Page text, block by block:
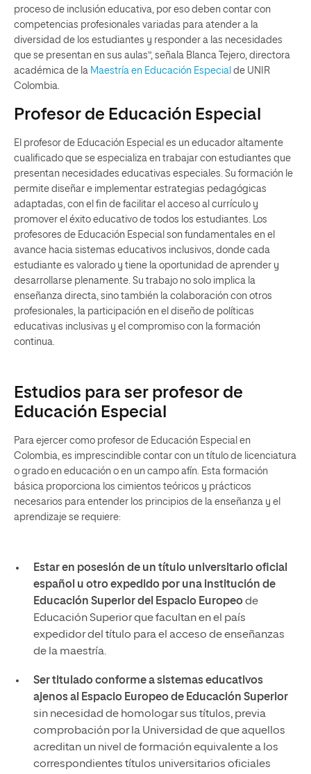
proceso de inclusión educativa, por eso deben contar con
competencias profesionales variadas para atender a la
diversidad de los estudiantes y responder a las necesidades
que se presentan en sus aulas”, señala Blanca Tejero, directora
académica de la Maestría en Educación Especial de UNIR
Colombia.
Profesor de Educación Especial
El profesor de Educación Especial es un educador altamente
cualificado que se especializa en trabajar con estudiantes que
presentan necesidades educativas especiales. Su formación le
permite diseñar e implementar estrategias pedagógicas
adaptadas, con el fin de facilitar el acceso al currículo y
promover el éxito educativo de todos los estudiantes. Los
profesores de Educación Especial son fundamentales en el
avance hacia sistemas educativos inclusivos, donde cada
estudiante es valorado y tiene la oportunidad de aprender y
desarrollarse plenamente. Su trabajo no solo implica la
enseñanza directa, sino también la colaboración con otros
profesionales, la participación en el diseño de políticas
educativas inclusivas y el compromiso con la formación
continua.
Estudios para ser profesor de
Educación Especial
Para ejercer como profesor de Educación Especial en
Colombia, es imprescindible contar con un título de licenciatura
o grado en educación o en un campo afín. Esta formación
básica proporciona los cimientos teóricos y prácticos
necesarios para entender los principios de la enseñanza y el
aprendizaje se requiere:
Estar en posesión de un título universitario oficial
español u otro expedido por una institución de
Educación Superior del Espacio Europeode
Educación Superior que facultan en el país
expedidor del título para el acceso de enseñanzas
de la maestría.
Ser titulado conforme a sistemas educativos
ajenos al Espacio Europeo de Educación Superior
sin necesidad de homologar sus títulos, previa
comprobación por la Universidad de que aquellos
acreditan un nivel de formación equivalente a los
correspondientes títulos universitarios oficiales